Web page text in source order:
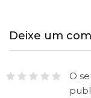
Deixe um
O